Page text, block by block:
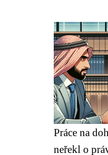
Práce na
neřekl o